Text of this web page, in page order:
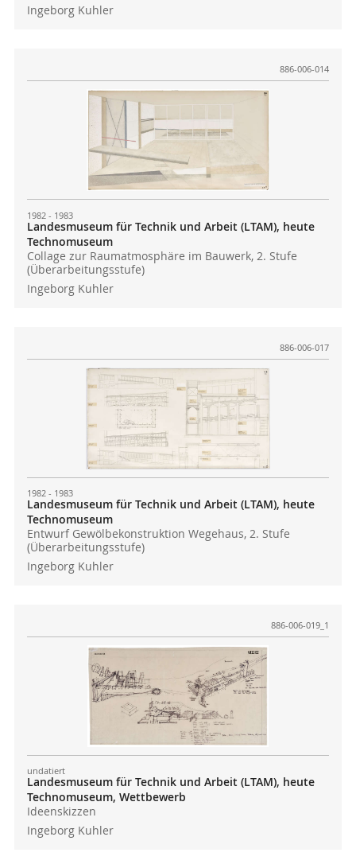
Ingeborg Kuhler
886-006-014
1982 - 1983
Landesmuseum für Technik und Arbeit (LTAM), heute
Technomuseum
Collage zur Raumatmosphäre im Bauwerk, 2. Stufe
(Überarbeitungsstufe)
Ingeborg Kuhler
886-006-017
1982 - 1983
Landesmuseum für Technik und Arbeit (LTAM), heute
Technomuseum
Entwurf Gewölbekonstruktion Wegehaus, 2. Stufe
(Überarbeitungsstufe)
Ingeborg Kuhler
886-006-019_1
undatiert
Landesmuseum für Technik und Arbeit (LTAM), heute
Technomuseum, Wettbewerb
Ideenskizzen
Ingeborg Kuhler